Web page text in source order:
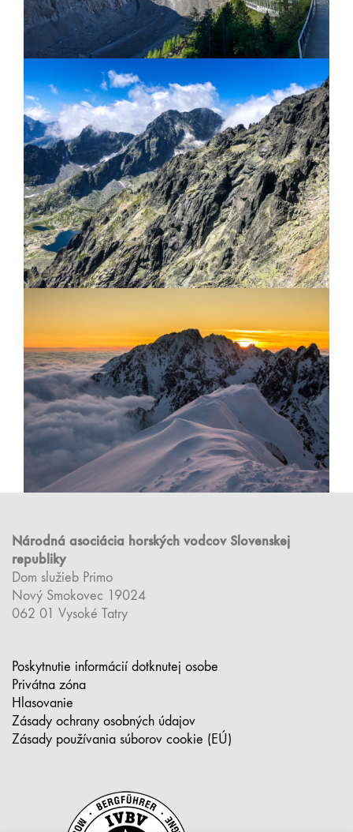
Národná asociácia horských vodcov Slovenskej
republiky
Dom služieb Primo
Nový Smokovec 19024
062 01 Vysoké Tatry
Poskytnutie informácií dotknutej osobe
Privátna zóna
Hlasovanie
Zásady ochrany osobných údajov
Zásady používania súborov cookie (EÚ)